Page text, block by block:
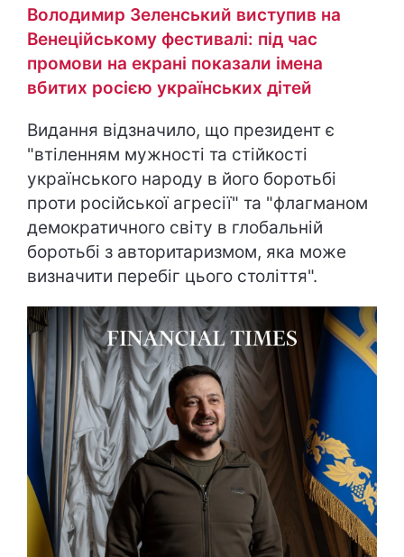
Володимир Зеленський виступив на
Венеційському фестивалі: під час
промови на екрані показали імена
вбитих росією українських дітей
Видання відзначило, що президент є
"втіленням мужності та стійкості
українського народу в його боротьбі
проти російської агресії" та "флагманом
демократичного світу в глобальній
боротьбі з авторитаризмом, яка може
визначити перебіг цього століття".